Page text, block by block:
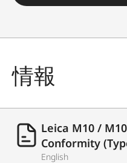
情報
Leica M10 /
Conformity
English